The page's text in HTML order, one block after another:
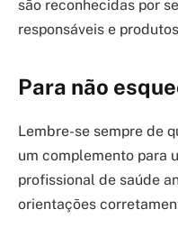
são reconhecidas por
responsáveis e
Para não
Lembre-se sempre de
um complemento para
profissional de saúde
orientações